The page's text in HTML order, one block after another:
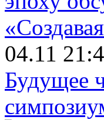
04.11
Будущее